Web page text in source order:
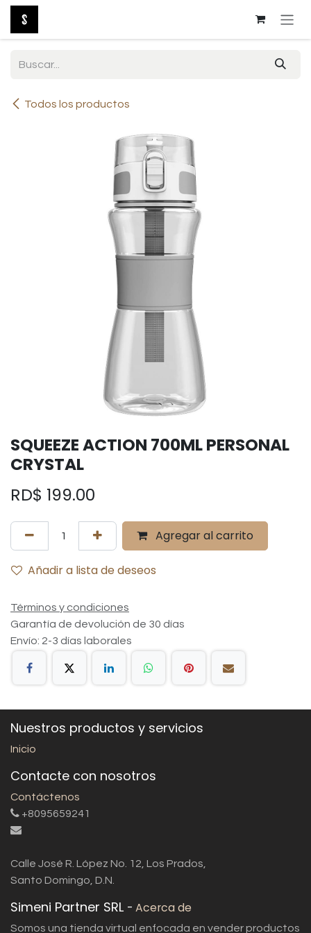
Ir al contenido
Todos los productos
SQUEEZE ACTION 700ML PERSONAL
CRYSTAL
RD$ 199.00
Agregar al carrito
Añadir a lista de deseos
Términos y condiciones
Garantía de devolución de 30 días
Envío: 2-3 días laborales
Nuestros productos y servicios
Inicio
Contacte con nosotros
Contáctenos
+8095659241
Calle José R. López No. 12, Los Prados,
Santo Domingo, D.N.
Simeni Partner SRL - Acerca de
Somos una tienda virtual enfocada en vender productos